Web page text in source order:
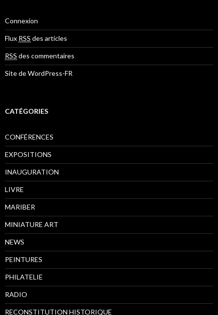
Connexion
Flux RSS des articles
RSS des commentaires
Site de WordPress-FR
CATÉGORIES
CONFÉRENCES
EXPOSITIONS
INAUGURATION
LIVRE
MARIBER
MINIATURE ART
NEWS
PEINTURES
PHILATELIE
RADIO
RECONSTITUTION HISTORIQUE